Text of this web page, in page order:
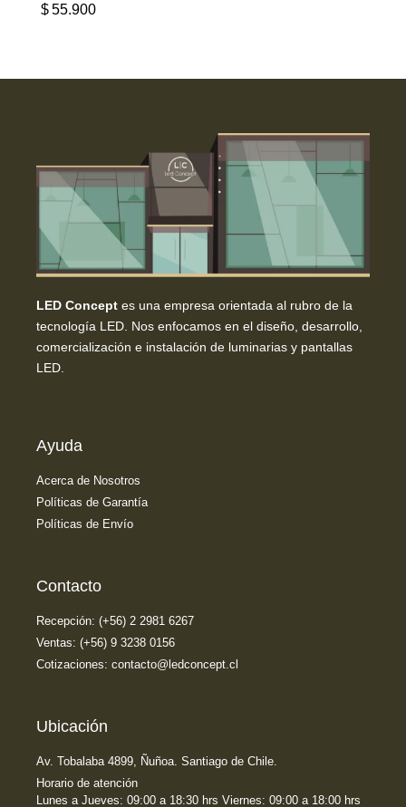
$55.900
LED Concept es una empresa orientada al rubro de la
tecnología LED. Nos enfocamos en el diseño, desarrollo,
comercialización e instalación de luminarias y pantallas
LED.
Ayuda
Acerca de Nosotros
Políticas de Garantía
Políticas de Envío
Contacto
Recepción: (+56) 2 2981 6267
Ventas: (+56) 9 3238 0156
Cotizaciones: contacto@ledconcept.cl
Ubicación
Av. Tobalaba 4899, Ñuñoa. Santiago de Chile.
Horario de atención
Lunes a Jueves: 09:00 a 18:30 hrs Viernes: 09:00 a 18:00 hrs